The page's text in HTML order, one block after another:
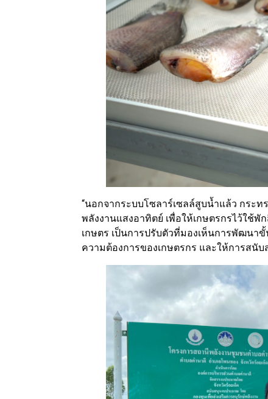
“นอกจากระบบโซลาร์เซลล์สูบน้ำแล้ว กระ
พลังงานแสงอาทิตย์ เพื่อให้เกษตรกรไว้ใช้
เกษตร เป็นการปรับตัวที่มองเห็นการพัฒนา
ความต้องการของเกษตรกร และให้การสนั